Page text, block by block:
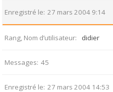
Enregistré le 27 mars 2004 9:14
Rang, Nom d’utilisateur didier
Messages 45
Enregistré le 27 mars 2004 14:53